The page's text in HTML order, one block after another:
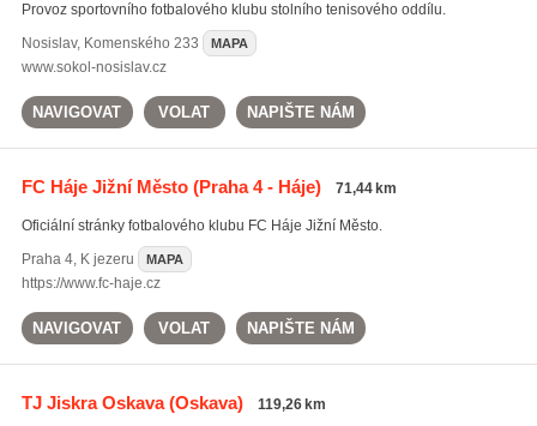
Provoz sportovního fotbalového klubu stolního tenisového oddílu.
Nosislav, Komenského 233 MAPA
www.sokol-nosislav.cz
NAVIGOVAT VOLAT NAPIŠTE NÁM
FC Háje Jižní Město(Praha 4 - Háje) 71,44 km
Oficiální stránky fotbalového klubu FC Háje Jižní Město.
Praha 4, K jezeru MAPA
https://www.fc-haje.cz
NAVIGOVAT VOLAT NAPIŠTE NÁM
TJ Jiskra Oskava(Oskava) 119,26 km